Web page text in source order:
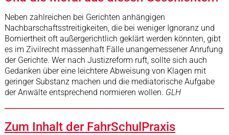
Neben zahlreichen bei Gerichten anhängigen
Nachbarschaftsstreitigkeiten, die bei weniger Ignoranz und
Borniertheit oft außergerichtlich geklärt werden könnten, gibt
es im Zivilrecht massenhaft Fälle unangemessener Anrufung
der Gerichte. Wer nach Justizreform ruft, sollte sich auch
Gedanken über eine leichtere Abweisung von Klagen mit
geringer Substanz machen und die mediatorische Aufgabe
der Anwälte entsprechend normieren wollen. GLH
Zum Inhalt der FahrSchulPraxis